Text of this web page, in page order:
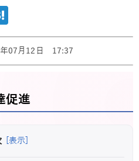
07月12日 17:37
促進
[表示]